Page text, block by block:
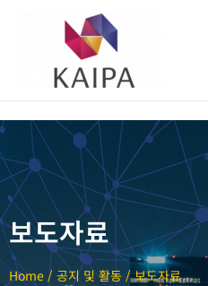
보도자료
Home / 공지 및 활동 / 보도자료